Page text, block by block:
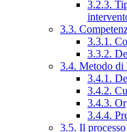
3.2.3.
3.3.
3.3.1.
3.3.2.
3.4. Metodo di
3.4.1.
3.4.2.
3.4.3.
3.4.4.
3.5. Il